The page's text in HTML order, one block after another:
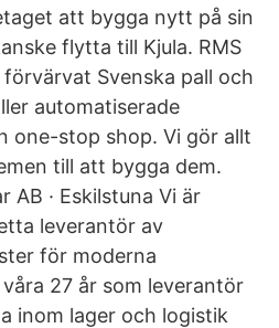
att bygga nytt på sin
flytta till Kjula. RMS
Svenska pall och
automatiserade
one-stop shop. Vi gör allt
till att bygga dem.
AB · Eskilstuna Vi är
leverantör av
för moderna
27 år som leverantör
inom lager och logistik